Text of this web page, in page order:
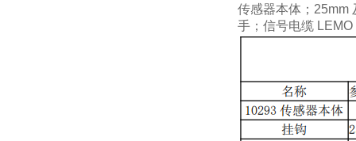
传感器本体； 25mm
手； 信号电缆